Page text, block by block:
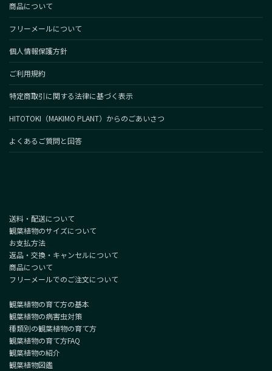
商品について
フリーメールについて
個人情報保護方針
ご利用規約
特定商取引に関する法律に基づく表示
HITOTOKI（MAKIMO PLANT）からのごあいさつ
よくあるご質問と回答
送料・配送について
観葉植物のサイズについて
お支払方法
返品・交換・キャンセルについて
商品について
フリーメールでのご注文について
観葉植物の育て方の基本
観葉植物の病害虫対策
種類別の観葉植物の育て方
観葉植物の育て方FAQ
観葉植物の紹介
観葉植物図鑑